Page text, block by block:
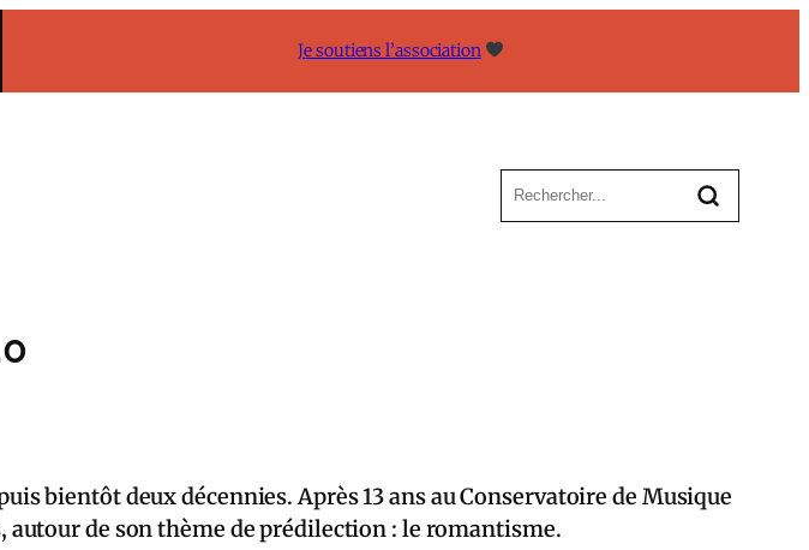
Je soutiens l’association
bientôt deux décennies. Après 13 ans au Conservatoire de Musique
autour de son thème de prédilection : le romantisme.